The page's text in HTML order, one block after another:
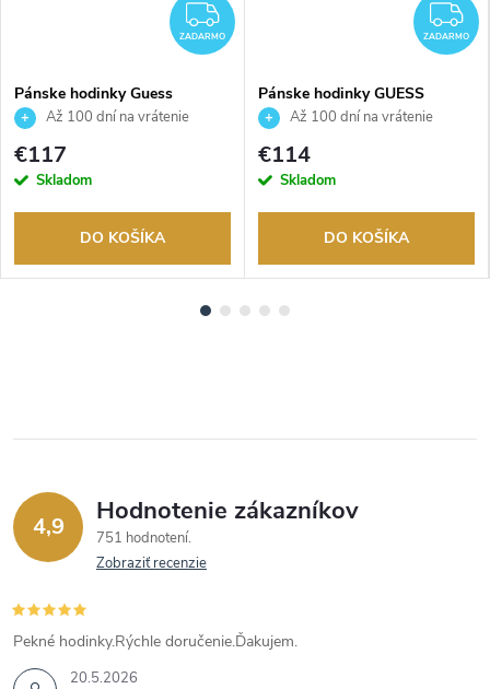
ZADARMO
ZADARMO
Pánske hodinky Guess
GW0893G3
Až 100 dní na vrátenie
tovaru. Autorizovaný predajca.
€117
Skladom
DO KOŠÍKA
ZADARMO
Pánske hodinky GUESS
GW0539G3
Až 100 dní na vrátenie
tovaru. Autorizovaný predajca.
€114
Skladom
DO KOŠÍKA
4,9 Hodnotenie zákazníkov
751 hodnotení
Zobraziť recenzie
20.5.2026
Pekné hodinky.Rýchle doručenie.Ďakujem.